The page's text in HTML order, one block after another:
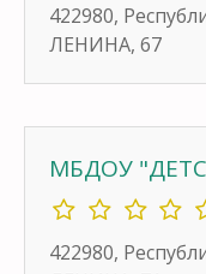
422980,
ЛЕНИНА, 67
МБДОУ
422980,